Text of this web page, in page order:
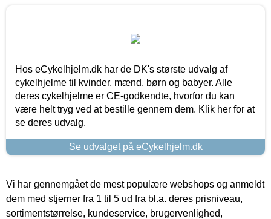
Hos eCykelhjelm.dk har de DK's største udvalg af
cykelhjelme til kvinder, mænd, børn og babyer. Alle
deres cykelhjelme er CE-godkendte, hvorfor du kan
være helt tryg ved at bestille gennem dem. Klik her for at
se deres udvalg.
Se udvalget på eCykelhjelm.dk
Vi har gennemgået de mest populære webshops og anmeldt
dem med stjerner fra 1 til 5 ud fra bl.a. deres prisniveau,
sortimentstørrelse, kundeservice, brugervenlighed,